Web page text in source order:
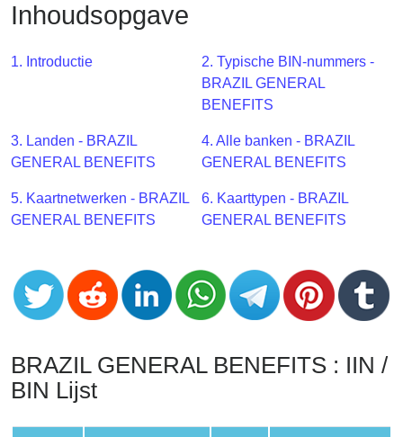
Generator
BIN
Checker
CC
Generator
from
Banks
Card
Validator
Card
Generator
Random
Credit
Inhoudsopgave
1. Introductie
2. Typische BIN-nummers -
BRAZIL GENERAL
BENEFITS
3. Landen - BRAZIL
GENERAL BENEFITS
4. Alle banken - BRAZIL
GENERAL BENEFITS
5. Kaartnetwerken - BRAZIL
GENERAL BENEFITS
6. Kaarttypen - BRAZIL
GENERAL BENEFITS
BRAZIL GENERAL BENEFITS : IIN /
BIN Lijst